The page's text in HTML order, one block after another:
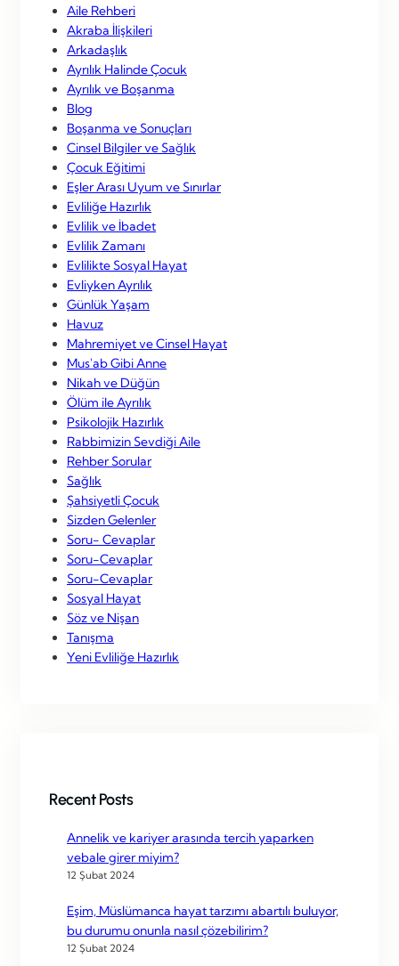
Aile Rehberi
Akraba İlişkileri
Arkadaşlık
Ayrılık Halinde Çocuk
Ayrılık ve Boşanma
Blog
Boşanma ve Sonuçları
Cinsel Bilgiler ve Sağlık
Çocuk Eğitimi
Eşler Arası Uyum ve Sınırlar
Evliliğe Hazırlık
Evlilik ve İbadet
Evlilik Zamanı
Evlilikte Sosyal Hayat
Evliyken Ayrılık
Günlük Yaşam
Havuz
Mahremiyet ve Cinsel Hayat
Mus'ab Gibi Anne
Nikah ve Düğün
Ölüm ile Ayrılık
Psikolojik Hazırlık
Rabbimizin Sevdiği Aile
Rehber Sorular
Sağlık
Şahsiyetli Çocuk
Sizden Gelenler
Soru- Cevaplar
Soru-Cevaplar
Soru-Cevaplar
Sosyal Hayat
Söz ve Nişan
Tanışma
Yeni Evliliğe Hazırlık
Recent Posts
Annelik ve kariyer arasında tercih yaparken
vebale girer miyim?
12 Şubat 2024
Eşim, Müslümanca hayat tarzımı abartılı buluyor,
bu durumu onunla nasıl çözebilirim?
12 Şubat 2024